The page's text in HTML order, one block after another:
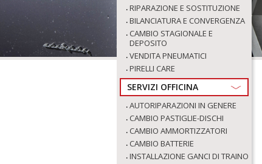
RIPARAZIONE E SOSTITUZIONE
BILANCIATURA E CONVERGENZA
CAMBIO STAGIONALE E
DEPOSITO
VENDITA PNEUMATICI
PIRELLI CARE
SERVIZI OFFICINA
AUTORIPARAZIONI IN GENERE
CAMBIO PASTIGLIE-DISCHI
CAMBIO AMMORTIZZATORI
CAMBIO BATTERIE
INSTALLAZIONE GANCI DI TRAINO